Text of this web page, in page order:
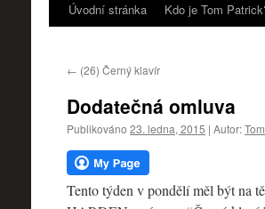
Přejít
obsahu
webu
Úvodní stránka Kdo je Tom
← (26) Černý klavír
Dodatečná omluva
Publikováno 23. ledna, 2015 | Autor:
Tento týden v pondělí měl být na